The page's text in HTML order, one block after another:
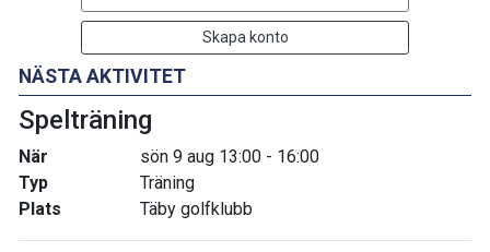
NÄSTA AKTIVITET
Spelträning
När
sön 9 aug 13:00 - 16:00
Typ
Träning
Plats
Täby golfklubb
Skapa konto